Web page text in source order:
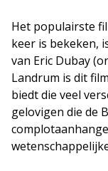
Het populairste
keer is bekeken,
van Eric Dubay
Landrum is dit
biedt die veel
gelovigen die de